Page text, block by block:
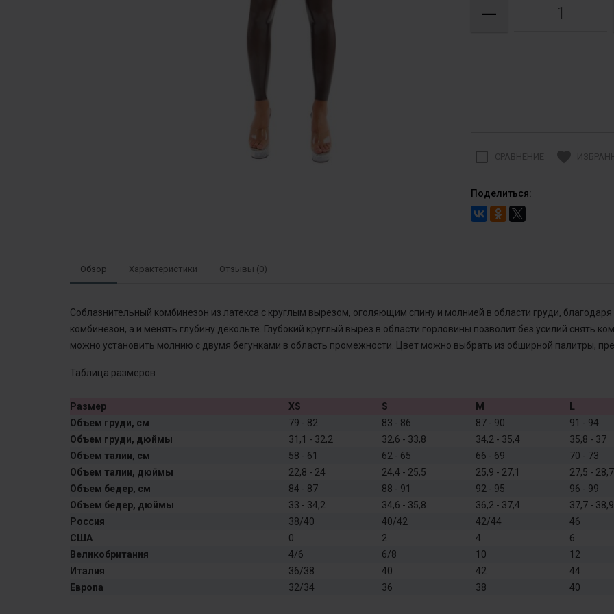
—
check_box_outline_blank СРАВНЕНИЕ favorite
Поделиться:
Обзор Характеристики Отзывы (0)
Соблазнительный комбинезон из латекса с круглым вырезом, оголяющим спину и молнией в области груди,
комбинезон, а и менять глубину декольте. Глубокий круглый вырез в области горловины позволит без усилий снять
можно установить молнию с двумя бегунками в область промежности. Цвет можно выбрать из обширной палитры,
Таблица размеров
Размер XS S M L
Объем груди, см
79 - 82 83 - 86 87 - 90 91 - 94
Объем груди, дюймы
31,1 - 32,2 32,6 - 33,8 34,2 - 35,4 35,8 - 37
Объем талии, см
58 - 61 62 - 65 66 - 69 70 - 73
Объем талии, дюймы
22,8 - 24 24,4 - 25,5 25,9 - 27,1 27,5 - 28,7
Объем бедер, см
84 - 87 88 - 91 92 - 95 96 - 99
Объем бедер, дюймы
33 - 34,2 34,6 - 35,8 36,2 - 37,4 37,7 - 38,9
Россия
38/40 40/42 42/44 46
США
0 2 4 6
Великобритания
4/6 6/8 10 12
Италия
36/38 40 42 44
Европа
32/34 36 38 40